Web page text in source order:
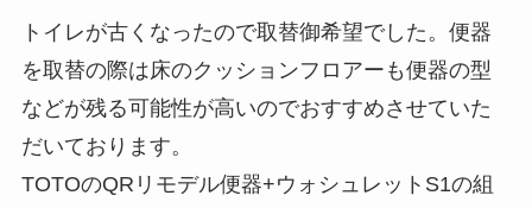
トイレが古くなったので取替御希望でした。便器
を取替の際は床のクッションフロアーも便器の型
などが残る可能性が高いのでおすすめさせていた
だいております。
TOTOのQRリモデル便器+ウォシュレットS1の組